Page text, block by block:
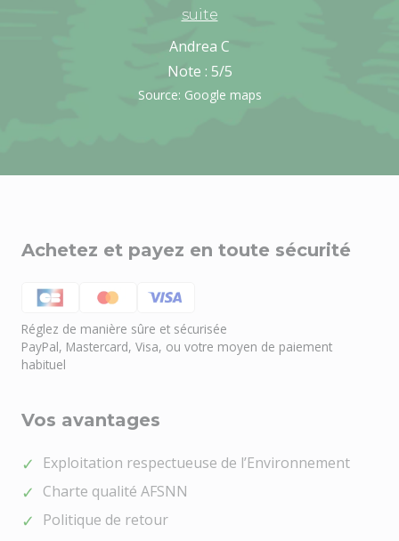
suite
Andrea C
Note : 5/5
Source: Google maps
Achetez et payez en toute sécurité
Réglez de manière sûre et sécurisée
PayPal, Mastercard, Visa, ou votre moyen de paiement
habituel
Vos avantages
Exploitation respectueuse de l’Environnement
Charte qualité AFSNN
Politique de retour
Besoin d'aide ?